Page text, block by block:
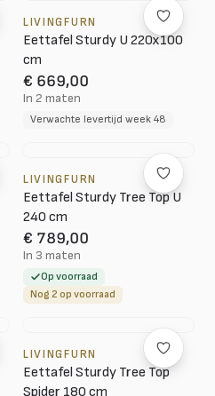
LIVINGFURN
Eettafel Sturdy U 220x100
cm
€ 669,00
In 2 maten
Verwachte levertijd week 48
LIVINGFURN
Eettafel Sturdy Tree Top U
240 cm
€ 789,00
In 3 maten
Op voorraad
Nog 2 op voorraad
LIVINGFURN
Eettafel Sturdy Tree Top
Spider 180 cm